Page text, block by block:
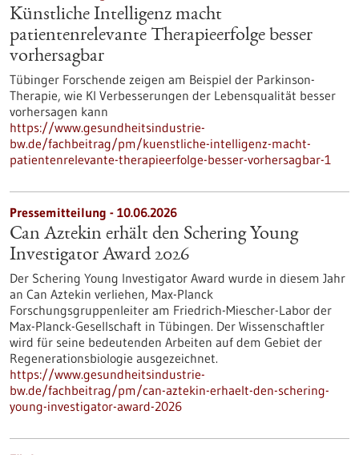
Künstliche Intelligenz macht
patientenrelevante Therapieerfolge besser
vorhersagbar
Tübinger Forschende zeigen am Beispiel der Parkinson-
Therapie, wie KI Verbesserungen der Lebensqualität besser
vorhersagen kann
https://www.gesundheitsindustrie-
bw.de/fachbeitrag/pm/kuenstliche-intelligenz-macht-
patientenrelevante-therapieerfolge-besser-vorhersagbar-1
Pressemitteilung - 10.06.2026
Can Aztekin erhält den Schering Young
Investigator Award 2026
Der Schering Young Investigator Award wurde in diesem Jahr
an Can Aztekin verliehen, Max-Planck
Forschungsgruppenleiter am Friedrich-Miescher-Labor der
Max-Planck-Gesellschaft in Tübingen. Der Wissenschaftler
wird für seine bedeutenden Arbeiten auf dem Gebiet der
Regenerationsbiologie ausgezeichnet.
https://www.gesundheitsindustrie-
bw.de/fachbeitrag/pm/can-aztekin-erhaelt-den-schering-
young-investigator-award-2026